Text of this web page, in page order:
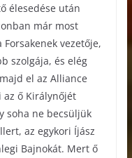
élesedése után
már most
vezetője,
szolgája, és elég
el az Alliance
ő Királynőjét
soha ne becsüljük
az egykori Íjász
Bajnokát. Mert ő